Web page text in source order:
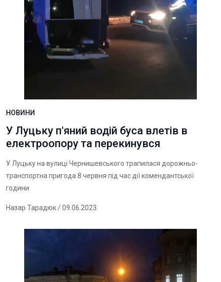
НОВИНИ
У Луцьку п'яний водій буса влетів в
електроопору та перекинувся
У Луцьку на вулиці Чернишевського трапилася дорожньо-
транспортна пригода 8 червня під час дії комендантської
години
Назар Тарадюк/ 09.06.2023